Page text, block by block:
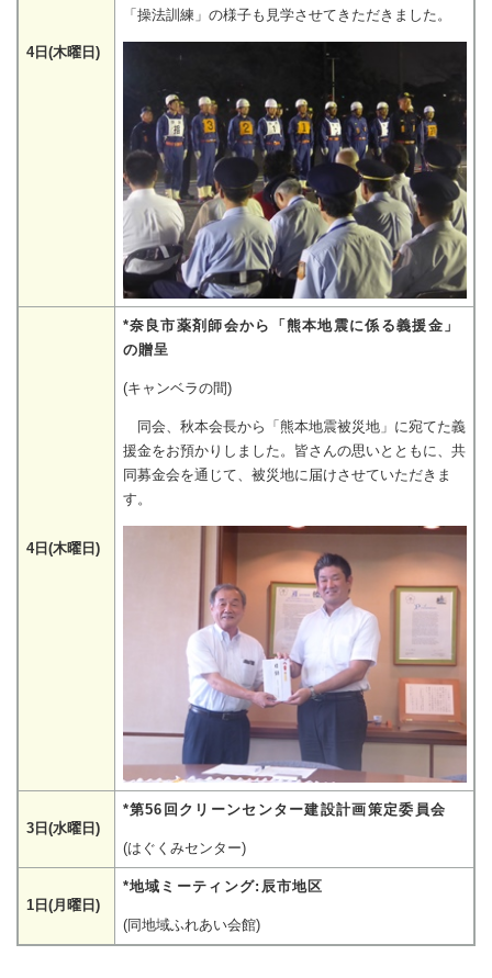
4日(木曜日)
「操法訓練」の様子も見学させてきただきました。
4日(木曜日)
*奈良市薬剤師会から「熊本地震に係る義援金」
の贈呈
(キャンベラの間)
同会、秋本会長から「熊本地震被災地」に宛てた義
援金をお預かりしました。皆さんの思いとともに、共
同募金会を通じて、被災地に届けさせていただきま
す。
3日(水曜日)
*第56回クリーンセンター建設計画策定委員会
(はぐくみセンター)
1日(月曜日)
*地域ミーティング:辰市地区
(同地域ふれあい会館)